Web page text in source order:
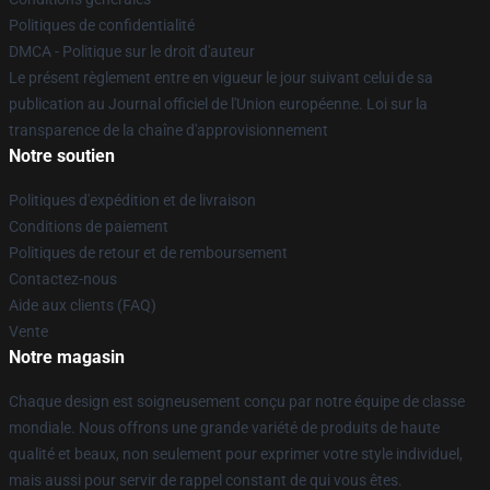
Politiques de confidentialité
DMCA - Politique sur le droit d'auteur
Le présent règlement entre en vigueur le jour suivant celui de sa
publication au Journal officiel de l'Union européenne. Loi sur la
transparence de la chaîne d'approvisionnement
Notre soutien
Politiques d'expédition et de livraison
Conditions de paiement
Politiques de retour et de remboursement
Contactez-nous
Aide aux clients (FAQ)
Vente
Notre magasin
Chaque design est soigneusement conçu par notre équipe de classe
mondiale. Nous offrons une grande variété de produits de haute
qualité et beaux, non seulement pour exprimer votre style individuel,
mais aussi pour servir de rappel constant de qui vous êtes.